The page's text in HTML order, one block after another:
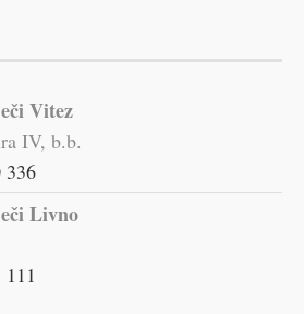
Vitez
IV, b.b.
336
Livno